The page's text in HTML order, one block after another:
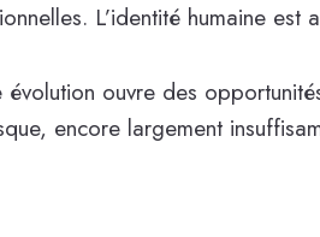
L’identité humaine
évolution ouvre des
encore largement